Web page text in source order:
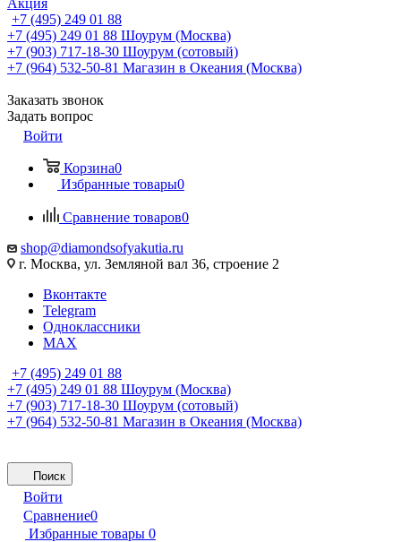
Акция
+7 (495) 249 01 88
+7 (495) 249 01 88 Шоурум (Москва)
+7 (903) 717-18-30 Шоурум (сотовый)
+7 (964) 532-50-81 Магазин в Океания (Москва)
Заказать звонок
Задать вопрос
Войти
Корзина0
Избранные товары0
Сравнение товаров0
shop@diamondsofyakutia.ru
г. Москва, ул. Земляной вал 36, строение 2
Вконтакте
Telegram
Одноклассники
MAX
+7 (495) 249 01 88
+7 (495) 249 01 88 Шоурум (Москва)
+7 (903) 717-18-30 Шоурум (сотовый)
+7 (964) 532-50-81 Магазин в Океания (Москва)
Поиск
Войти
Сравнение0
Избранные товары 0